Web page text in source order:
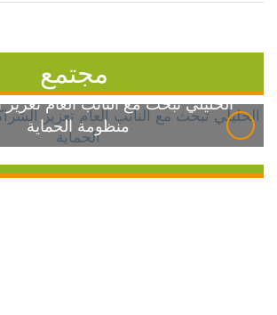
مجتمع
الخليلي تبحث مع النائب العام
منظومة الحماية